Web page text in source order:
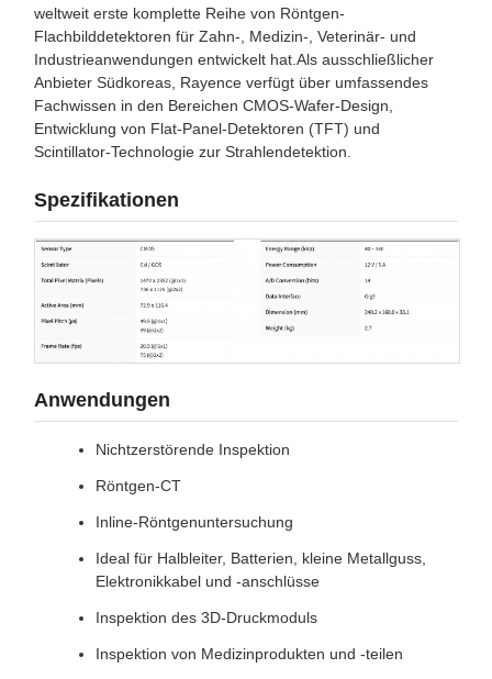
weltweit erste komplette Reihe von Röntgen-
Flachbilddetektoren für Zahn-, Medizin-, Veterinär- und
Industrieanwendungen entwickelt hat.Als ausschließlicher
Anbieter Südkoreas, Rayence verfügt über umfassendes
Fachwissen in den Bereichen CMOS-Wafer-Design,
Entwicklung von Flat-Panel-Detektoren (TFT) und
Scintillator-Technologie zur Strahlendetektion.
Spezifikationen
Anwendungen
Nichtzerstörende Inspektion
Röntgen-CT
Inline-Röntgenuntersuchung
Ideal für Halbleiter, Batterien, kleine Metallguss,
Elektronikkabel und -anschlüsse
Inspektion des 3D-Druckmoduls
Inspektion von Medizinprodukten und -teilen